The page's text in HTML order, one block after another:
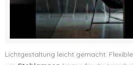
Lichtgestaltung leicht gemacht: